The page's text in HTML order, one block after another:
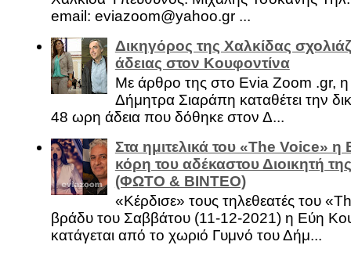
email: eviazoom@yahoo.gr ...
Δικηγόρος της Χαλκίδας
άδειας στον Κουφοντίνα
Με άρθρο της στο Evia Zoom .gr,
Δήμητρα Σιαράπη καταθέτει την
48 ωρη άδεια που δόθηκε στον Δ...
Στα ημιτελικά του «The Voice»
κόρη του αδέκαστου Διοικητή
(ΦΩΤΟ & ΒΙΝΤΕΟ)
«Κέρδισε» τους τηλεθεατές του
βράδυ του Σαββάτου (11-12-2021) η Εύη
κατάγεται από το χωριό Γυμνό του Δήμ...